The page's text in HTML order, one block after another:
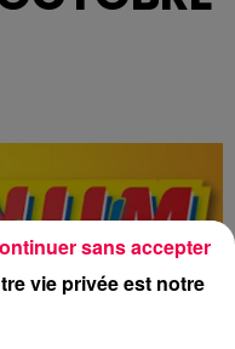
vie privée est notre
sans accepter